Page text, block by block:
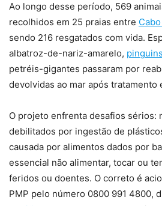
Ao longo desse período, 569
recolhidos em 25 praias entre
sendo 216 resgatados com vida.
albatroz-de-nariz-amarelo,
petréis-gigantes passaram por
devolvidas ao mar após tratamento
O projeto enfrenta desafios sérios:
debilitados por ingestão de
causada por alimentos dados por
essencial não alimentar, tocar ou
feridos ou doentes. O correto é
PMP pelo número 0800 991 4800,